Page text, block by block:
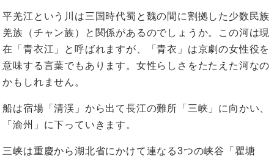
平羌江という川は三国時代蜀と魏の間に割拠した少数民族
羌族（チャン族）と関係があるのでしょうか。この河は現
在「青衣江」と呼ばれますが、「青衣」は京劇の女性役を
意味する言葉でもあります。女性らしさをたたえた河なの
かもしれません。
船は宿場「清渓」から出て長江の難所「三峡」に向かい、
「渝州」に下っていきます。
三峡は重慶から湖北省にかけて連なる3つの峡谷「瞿塘